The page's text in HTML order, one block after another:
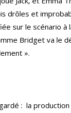
drôles et
sur le scénario à
Bridget va le
».
: la